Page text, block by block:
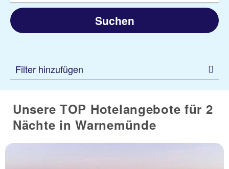
Suchen
Filter hinzufügen
Unsere TOP Hotelangebote für 2
Nächte in Warnemünde